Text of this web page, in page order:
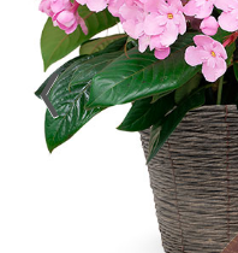
〈